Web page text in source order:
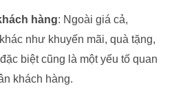
hàng: Ngoài giá cả,
như khuyến mãi, quà tặng,
biệt cũng là một yếu tố quan
khách hàng.